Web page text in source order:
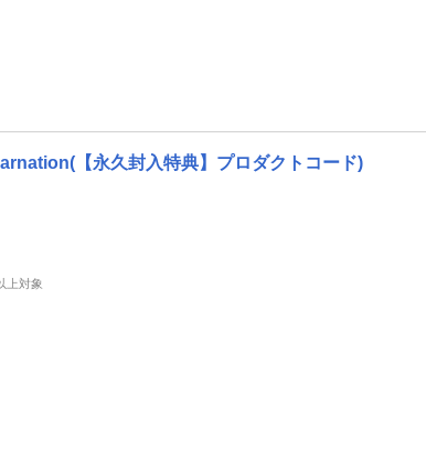
【永久封入特典】プロダクトコード)
上対象